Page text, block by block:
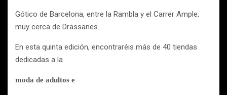
Gótico de Barcelona, entre la Rambla y el Carrer Ample,
muy cerca de Drassanes.
En esta quinta edición, encontraréis más de 40 tiendas
dedicadas a la
moda de adultos e